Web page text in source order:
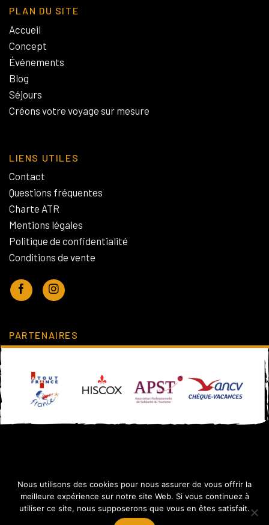
PLAN DU SITE
Accueil
Concept
Événements
Blog
Séjours
Créons votre voyage sur mesure
LIENS UTILES
Contact
Questions fréquentes
Charte ATR
Mentions légales
Politique de confidentialité
Conditions de vente
PARTENAIRES
Nous utilisons des cookies pour nous assurer de vous offrir la
meilleure expérience sur notre site Web. Si vous continuez à
utiliser ce site, nous supposerons que vous en êtes satisfait.